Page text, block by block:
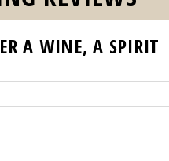
A WINE, A SPIRIT